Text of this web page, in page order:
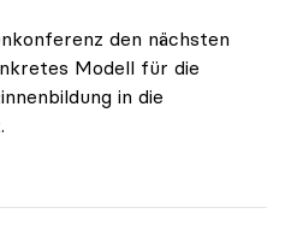
den nächsten
Modell für die
in die
Universitäten: Für